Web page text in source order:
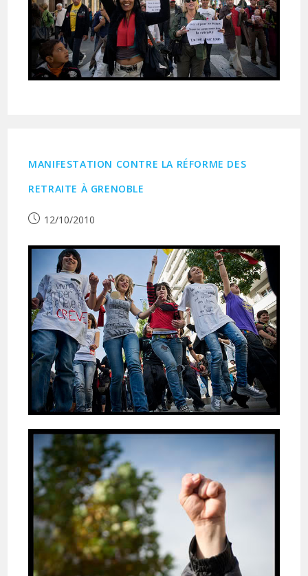
MANIFESTATION CONTRE LA RÉFORME DES
RETRAITE À GRENOBLE
Publication
12/10/2010